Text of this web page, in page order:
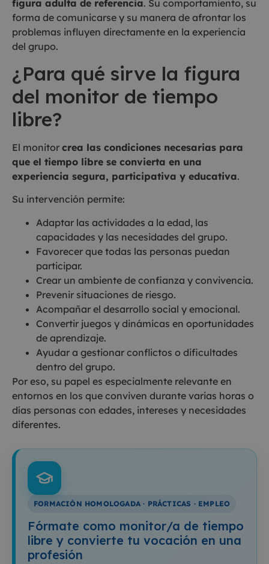
figura adulta de referencia. Su comportamiento, su
forma de comunicarse y su manera de afrontar los
problemas influyen directamente en la experiencia
del grupo.
¿Para qué sirve la figura
del monitor de tiempo
libre?
El monitor crea las condiciones necesarias para
que el tiempo libre se convierta en una
experiencia segura, participativa y educativa.
Su intervención permite:
Adaptar las actividades a la edad, las
capacidades y las necesidades del grupo.
Favorecer que todas las personas puedan
participar.
Crear un ambiente de confianza y convivencia.
Prevenir situaciones de riesgo.
Acompañar el desarrollo social y emocional.
Convertir juegos y dinámicas en oportunidades
de aprendizaje.
Ayudar a gestionar conflictos o dificultades
dentro del grupo.
Por eso, su papel es especialmente relevante en
entornos en los que conviven durante varias horas o
días personas con edades, intereses y necesidades
diferentes.
FORMACIÓN HOMOLOGADA · PRÁCTICAS · EMPLEO
Fórmate como monitor/a de tiempo
libre y convierte tu vocación en una
profesión